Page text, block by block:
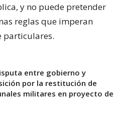
y no puede pretender
reglas que imperan
particulares.
entre gobierno y
por la restitución de
militares en proyecto de